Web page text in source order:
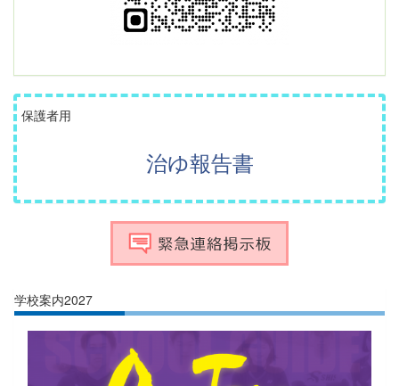
保護者用
治ゆ報告書
学校案内2027